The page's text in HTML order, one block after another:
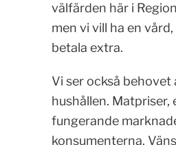
välfärden här i
men vi vill ha en
betala extra.
Vi ser också
hushållen.
fungerande
konsumenterna.